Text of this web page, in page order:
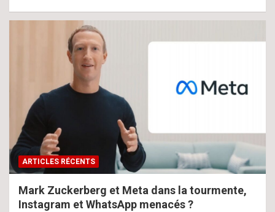
ARTICLES RÉCENTS
Mark Zuckerberg et Meta dans la tourmente,
Instagram et WhatsApp menacés ?